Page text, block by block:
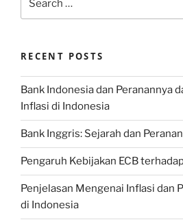
for:
RECENT POSTS
Bank Indonesia dan Peranannya
Inflasi di Indonesia
Bank Inggris: Sejarah dan
Pengaruh Kebijakan ECB
Penjelasan Mengenai Inflasi dan
di Indonesia